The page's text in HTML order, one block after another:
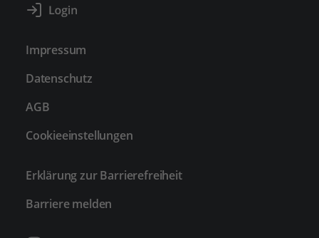
Impressum
Datenschutz
AGB
Cookieeinstellungen
Erklärung zur Barrierefreiheit
Barriere melden